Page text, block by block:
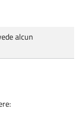
alcun